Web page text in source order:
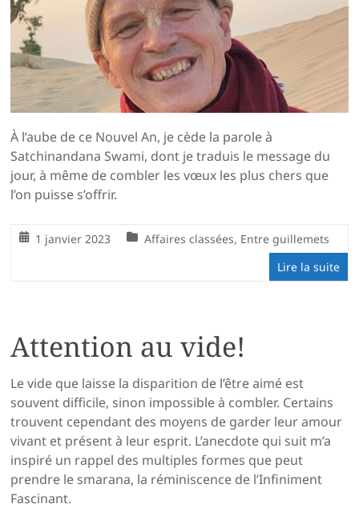
À l’aube de ce Nouvel An, je cède la parole à
Satchinandana Swami, dont je traduis le message du
jour, à même de combler les vœux les plus chers que
l’on puisse s’offrir.
1 janvier 2023 Affaires classées, Entre guillemets
Lire la suite
Attention au vide!
Le vide que laisse la disparition de l’être aimé est
souvent difficile, sinon impossible à combler. Certains
trouvent cependant des moyens de garder leur amour
vivant et présent à leur esprit. L’anecdote qui suit m’a
inspiré un rappel des multiples formes que peut
prendre le smarana, la réminiscence de l’Infiniment
Fascinant.